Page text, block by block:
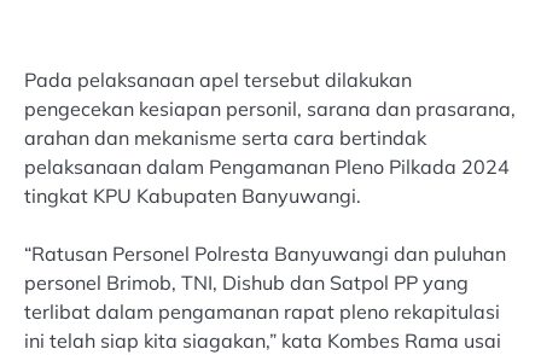
Pada pelaksanaan apel tersebut dilakukan
pengecekan kesiapan personil, sarana dan prasarana,
arahan dan mekanisme serta cara bertindak
pelaksanaan dalam Pengamanan Pleno Pilkada 2024
tingkat KPU Kabupaten Banyuwangi.
“Ratusan Personel Polresta Banyuwangi dan puluhan
personel Brimob, TNI, Dishub dan Satpol PP yang
terlibat dalam pengamanan rapat pleno rekapitulasi
ini telah siap kita siagakan,” kata Kombes Rama usai